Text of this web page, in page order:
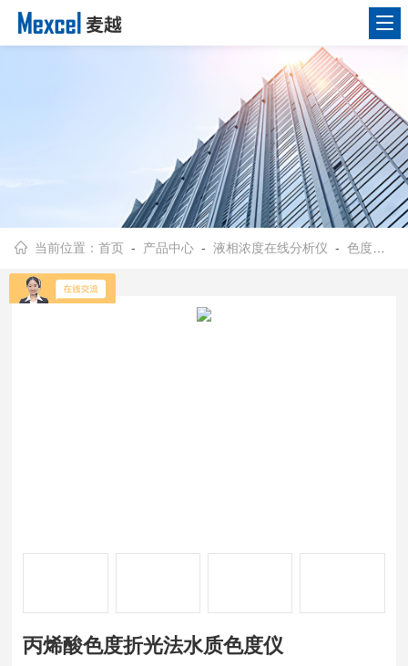
当前位置：首页 - 产品中心 -液相浓度在线分析仪 -色度在线分析仪
丙烯酸色度折光法水质色度仪